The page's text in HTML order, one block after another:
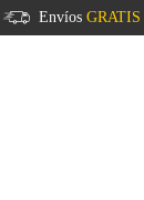
Envíos GRATIS